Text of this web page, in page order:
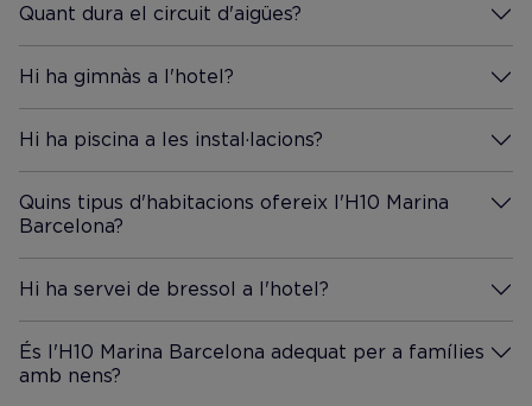
Quant dura el circuit d'aigües?
Més Informació
Hi ha gimnàs a l'hotel?
Més Informació
Hi ha piscina a les instal·lacions?
Més Informació
Quins tipus d'habitacions ofereix l'H10 Marina
Barcelona?
Més Informació
Hi ha servei de bressol a l'hotel?
Més Informació
És l'H10 Marina Barcelona adequat per a famílies
amb nens?
Més Informació